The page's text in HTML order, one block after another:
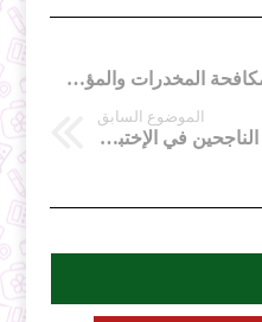
الاستراتيجية الوطنية لمكافحة المخدرات والمؤثرات العقلية
الموضوع السابق
القائمة الإسمية للمترشحين الناجحين في الإختبارات الكتابية للقبول الخاصة بمسابقة الإلتحاق بالمدرسة الوطنية للإدارة - دورة أكتوبر 2025